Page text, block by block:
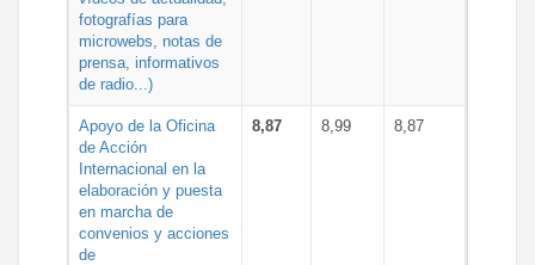
fotografías para
microwebs, notas de
prensa, informativos
de radio...)
Apoyo de la Oficina
de Acción
Internacional en la
elaboración y puesta
en marcha de
convenios y acciones
de
8,87 8,99 8,87